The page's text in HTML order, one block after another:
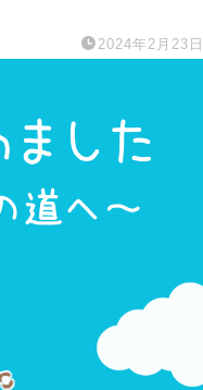
2024年2月23日